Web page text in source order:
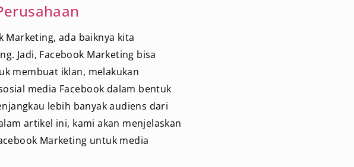
Marketing, ada baiknya kita
Jadi, Facebook Marketing bisa
membuat iklan, melakukan
media Facebook dalam bentuk
lebih banyak audiens dari
artikel ini, kami akan menjelaskan
Marketing untuk media